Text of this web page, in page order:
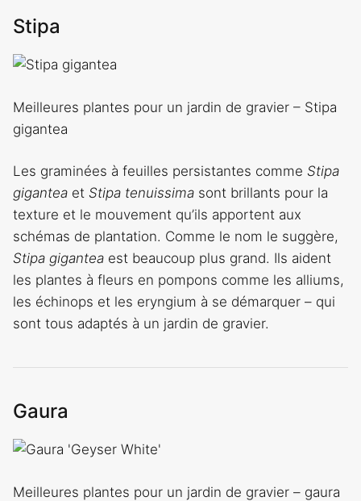
Stipa
Meilleures plantes pour un jardin de gravier – Stipa
gigantea
Les graminées à feuilles persistantes comme Stipa
gigantea et Stipa tenuissima sont brillants pour la
texture et le mouvement qu’ils apportent aux
schémas de plantation. Comme le nom le suggère,
Stipa gigantea est beaucoup plus grand. Ils aident
les plantes à fleurs en pompons comme les alliums,
les échinops et les eryngium à se démarquer – qui
sont tous adaptés à un jardin de gravier.
Gaura
Meilleures plantes pour un jardin de gravier – gaura